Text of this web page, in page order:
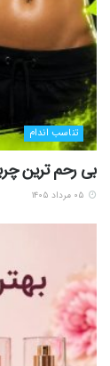
تناسب اندام
بی رحم ترین